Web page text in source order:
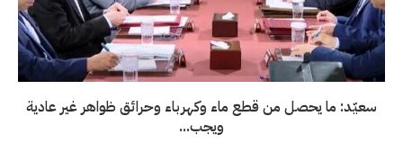
سعيّد: ما يحصل من قطع ماء وكهرباء وحرائق ظواهر غير عادية
ويجب...